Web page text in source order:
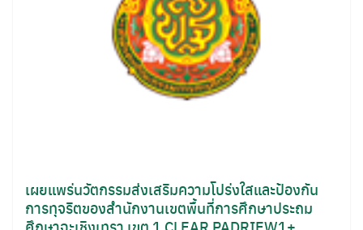
เผยแพร่นวัตกรรมส่งเสริมความโปร่งใสและป้องกัน
การทุจริตของสำนักงานเขตพื้นที่การศึกษาประถม